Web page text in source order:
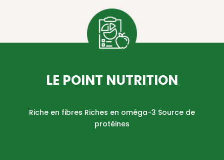
LE POINT NUTRITION
Riche en fibres Riches en oméga-3 Source de
protéines